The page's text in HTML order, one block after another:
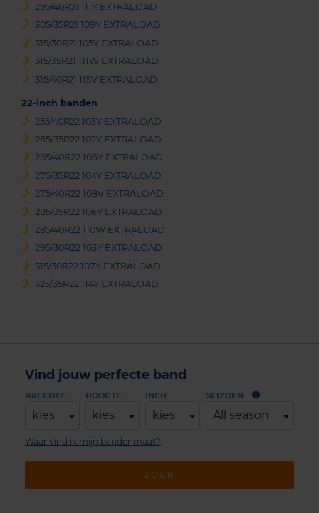
295/40R21 111Y EXTRALOAD
305/35R21 109Y EXTRALOAD
315/30R21 105Y EXTRALOAD
315/35R21 111W EXTRALOAD
315/40R21 115V EXTRALOAD
22-inch banden
255/40R22 103Y EXTRALOAD
265/35R22 102Y EXTRALOAD
265/40R22 106Y EXTRALOAD
275/35R22 104Y EXTRALOAD
275/40R22 108V EXTRALOAD
285/35R22 106Y EXTRALOAD
285/40R22 110W EXTRALOAD
295/30R22 103Y EXTRALOAD
315/30R22 107Y EXTRALOAD
325/35R22 114Y EXTRALOAD
Vind jouw perfecte band
BREEDTE
kies
HOOGTE
kies
INCH
kies
SEIZOEN
All season
ZOEK
Waar vind ik mijn bandenmaat?